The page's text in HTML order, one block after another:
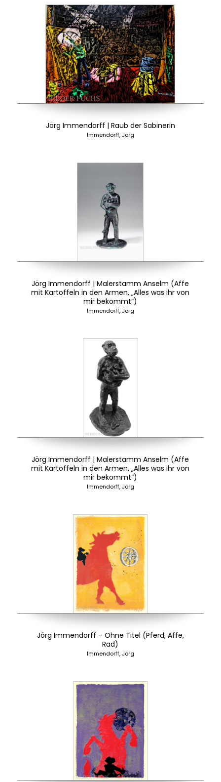
Jörg Immendorff | Raub der Sabinerin
Immendorff, Jörg
Jörg Immendorff | Malerstamm Anselm (Affe
mit Kartoffeln in den Armen, „Alles was ihr von
mir bekommt“)
Immendorff, Jörg
Jörg Immendorff | Malerstamm Anselm (Affe
mit Kartoffeln in den Armen, „Alles was ihr von
mir bekommt“)
Immendorff, Jörg
Jörg Immendorff – Ohne Titel (Pferd, Affe,
Rad)
Immendorff, Jörg